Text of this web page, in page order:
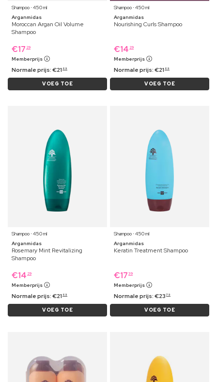
Shampoo ⋅ 450 ml
Arganmidas
Moroccan Argan Oil Volume
Shampoo
€17 29
Memberprijs
Normale prijs:€21 69
VOEG TOE
Shampoo ⋅ 450 ml
Arganmidas
Nourishing Curls Shampoo
€14 29
Memberprijs
Normale prijs:€21 69
VOEG TOE
Shampoo ⋅ 450 ml
Arganmidas
Rosemary Mint Revitalizing
Shampoo
€14 29
Memberprijs
Normale prijs:€21 69
VOEG TOE
Shampoo ⋅ 450 ml
Arganmidas
Keratin Treatment Shampoo
€17 39
Memberprijs
Normale prijs:€23 79
VOEG TOE